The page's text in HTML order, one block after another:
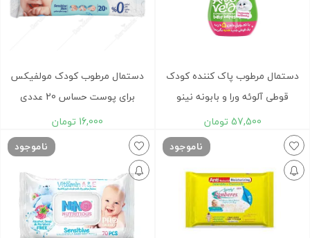
دستمال مرطوب پاک کننده کودک
قوطی آلوئه ورا و بابونه نینو
57,500 تومان
دستمال مرطوب کودک مولفیکس
برای پوست حساس 20 عددی
16,000 تومان
ناموجود ناموجود